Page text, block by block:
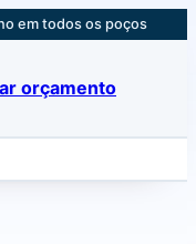
em todos os poços
orçamento